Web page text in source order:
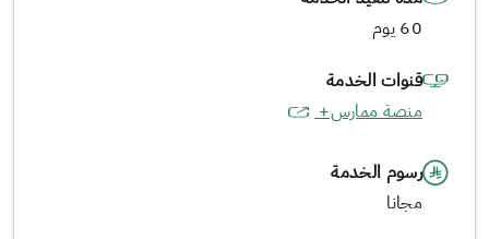
60 يوم
قنوات الخدمة
منصة ممارس+
رسوم الخدمة
مجانا